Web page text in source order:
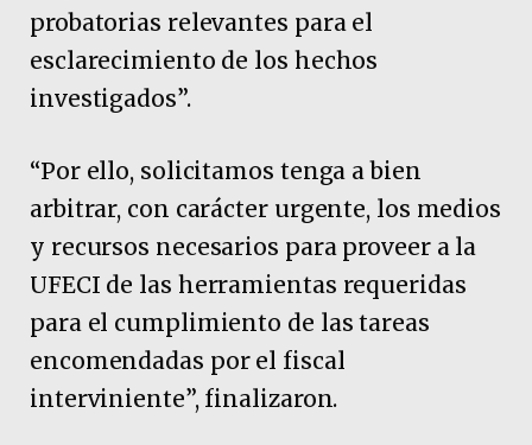
probatorias relevantes para el
esclarecimiento de los hechos
investigados”.
“Por ello, solicitamos tenga a bien
arbitrar, con carácter urgente, los medios
y recursos necesarios para proveer a la
UFECI de las herramientas requeridas
para el cumplimiento de las tareas
encomendadas por el fiscal
interviniente”, finalizaron.